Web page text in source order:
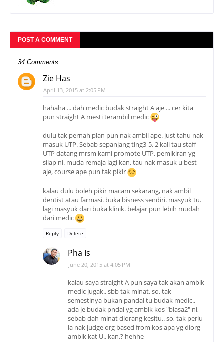
POST A COMMENT
34 Comments
Zie Has
April 13, 2015 at 2:05 PM
hahaha ... dah medic budak straight A aje ... cer kita
pun straight A mesti terambil medic
dulu tak pernah plan pun nak ambil ape. just tahu nak
masuk UTP. Sebab sepanjang ting3-5, 2 kali tau staff
UTP datang mrsm kami promote UTP. pemikiran yg
silap ni. muda remaja lagi kan, tau nak masuk u best
aje, course ape pun tak pikir
kalau dulu boleh pikir macam sekarang, nak ambil
dentist atau farmasi. buka bisness sendiri. masyuk tu.
lagi masyuk dari buka klinik. belajar pun lebih mudah
dari medic
Reply Delete
Pha Is
June 20, 2015 at 4:05 PM
kalau saya straight A pun saya tak akan ambik
medic jugak.. sbb tak minat. so, tak
semestinya bukan pandai tu budak medic..
ada je budak pndai yg ambik kos "biasa2" ni,
sebab dah minat diorang kesitu.. so, tak perlu
la nak judge org based from kos apa yg diorg
ambik kat U.. kan.? hehhe